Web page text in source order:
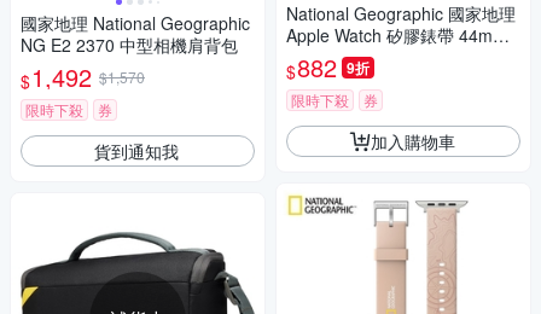
國家地理 National Geographic
NG E2 2370 中型相機肩背包
$1,492 $1,570
限時下殺
券
貨到通知我
National Geographic 國家地理
Apple Watch 矽膠錶帶 44mm -
灰色
$882 9折
限時下殺 券
加入購物車